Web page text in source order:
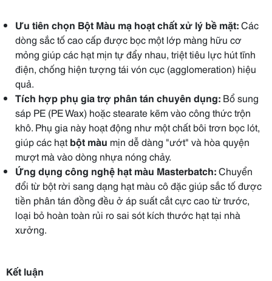
Ưu tiên chọn Bột Màu mạ hoạt chất xử lý bề mặt:Các
dòng sắc tố cao cấp được bọc một lớp màng hữu cơ
mỏng giúp các hạt mịn tự đẩy nhau, triệt tiêu lực hút tĩnh
điện, chống hiện tượng tái vón cục (agglomeration) hiệu
quả.
Tích hợp phụ gia trợ phân tán chuyên dụng: Bổ sung
sáp PE (PE Wax) hoặc stearate kẽm vào công thức trộn
khô. Phụ gia này hoạt động như một chất bôi trơn bọc lót,
giúp các hạt bột màu mịn dễ dàng "ướt" và hòa quyện
mượt mà vào dòng nhựa nóng chảy.
Ứng dụng công nghệ hạt màu Masterbatch:Chuyển
đổi từ bột rời sang dạng hạt màu cô đặc giúp sắc tố được
tiền phân tán đồng đều ở áp suất cắt cực cao từ trước,
loại bỏ hoàn toàn rủi ro sai sót kích thước hạt tại nhà
xưởng.
Kết luận